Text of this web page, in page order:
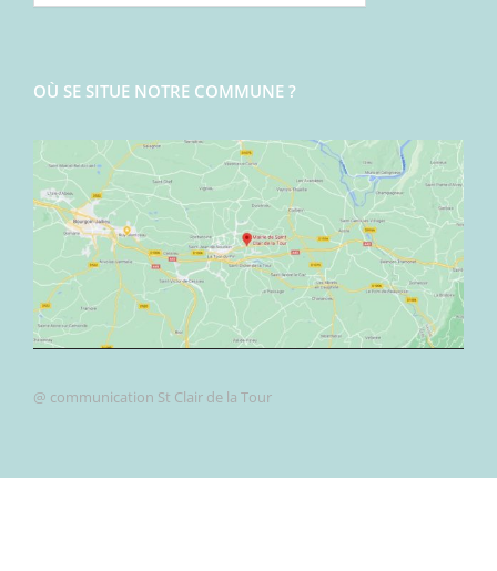
OÙ SE SITUE NOTRE COMMUNE ?
@ communication St Clair de la Tour